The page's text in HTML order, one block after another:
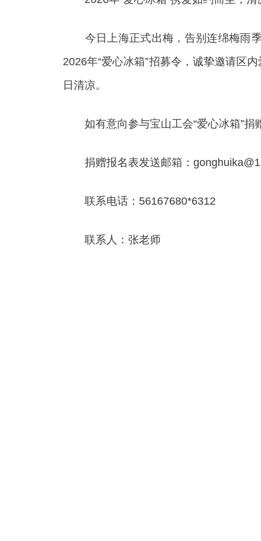
今日上海正式出梅，告别连绵梅雨季
2026年“爱心冰箱”招募令，诚挚邀请区
日清凉。
如有意向参与宝山工会“爱心冰箱”捐
捐赠报名表发送邮箱：
联系电话：56167680*6312
联系人：张老师